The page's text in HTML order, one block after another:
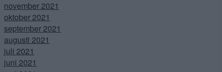
november 2021
oktober 2021
september 2021
augusti 2021
juli 2021
juni 2021